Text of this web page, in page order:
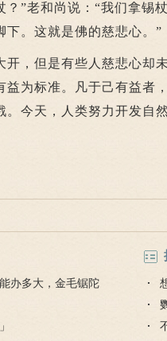
？”老和尚说：“我们拿锡
下。这就是佛的慈悲心。”
开，但是有些人慈悲心却
益为标准。凡于己有益者
。今天，人类努力开发自
办多大，金毛锯陀